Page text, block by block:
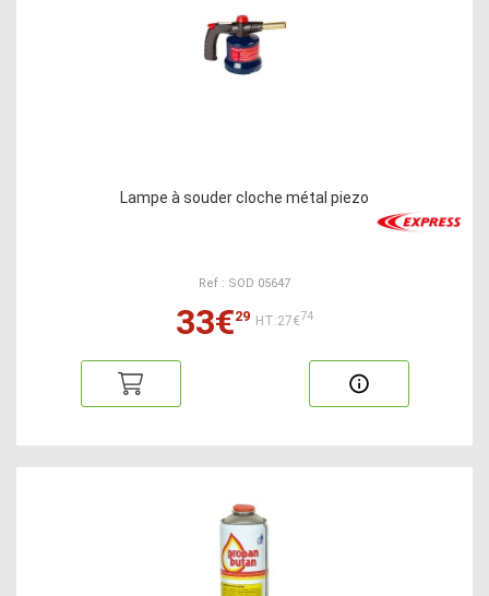
Lampe à souder cloche métal piezo
Ref : SOD 05647
33€29 HT:27€74